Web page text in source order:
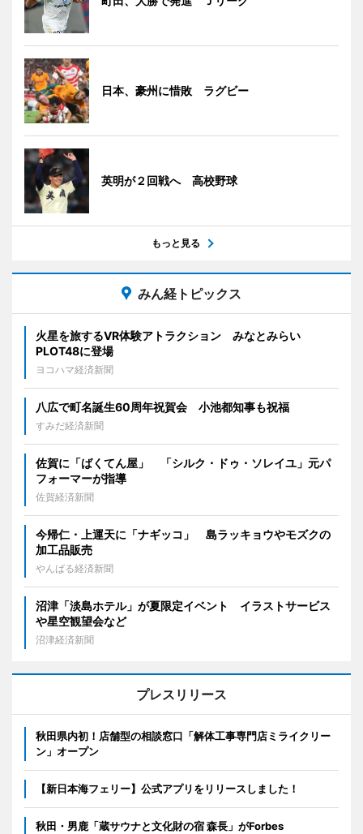
日本、豪州に惜敗 ラグビー
英明が２回戦へ 高校野球
もっと見る
みん経トピックス
火星を旅するVR体験アトラクション みなとみらい
PLOT48に登場
ヨコハマ経済新聞
八広で町名誕生60周年祝賀会 小池都知事も祝福
すみだ経済新聞
佐賀に「ばくてん屋」 「シルク・ドゥ・ソレイユ」元パ
フォーマーが指導
佐賀経済新聞
今帰仁・上運天に「ナギッコ」 島ラッキョウやモズクの
加工品販売
やんばる経済新聞
沼津「淡島ホテル」が夏限定イベント イラストサービス
や星空観望会など
沼津経済新聞
プレスリリース
秋田県内初！店舗型の相談窓口「解体工事専門店ミライクリー
ン」オープン
【新日本海フェリー】公式アプリをリリースしました！
秋田・男鹿「蔵サウナと文化財の宿 森長」がForbes